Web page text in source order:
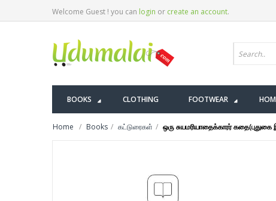
Welcome Guest ! you can login or create an account.
BOOKS CLOTHING FOOTWEAR
Home Books கட்டுரைகள் ஒரு சுயமரியாதைக்காரர்